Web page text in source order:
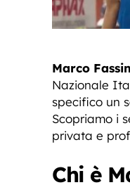
Marco
Nazionale
specifico un
Scopriamo i
privata e
Chi è